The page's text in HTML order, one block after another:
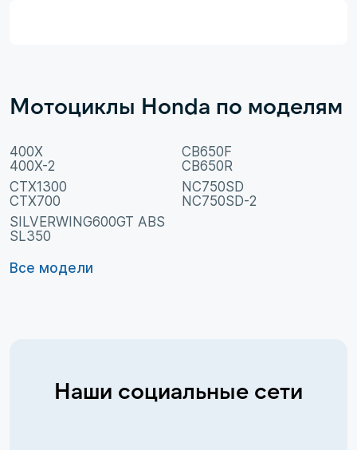
Мотоциклы Honda по моделям
400X
400X-2
CB650F
CB650R
CTX1300
CTX700
NC750SD
NC750SD-2
SILVERWING600GT ABS
SL350
Все модели
Наши социальные сети